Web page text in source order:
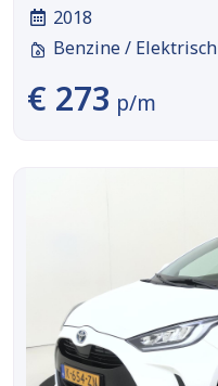
2018
Benzine / Elektrisch
€ 273 p/m